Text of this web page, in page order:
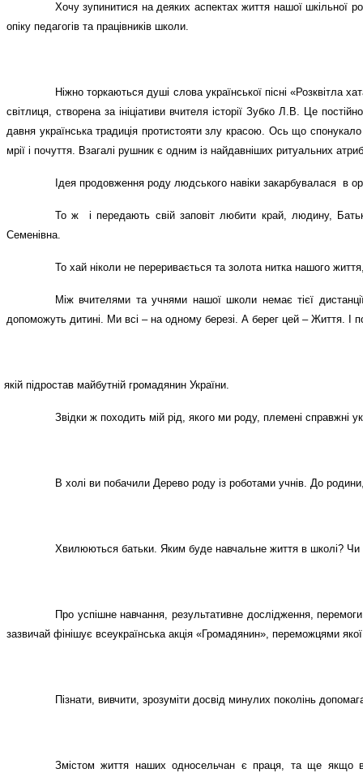
Хочу зупинитися на деяких аспектах життя нашої шкільної
опіку педагогів та працівників школи.
Ніжно торкаються душі слова української пісні
світлиця, створена за ініціативи вчителя історії Зубко Л.В. Це
давня українська традиція протистояти злу красою. Ось що
мрії і почуття. Взагалі рушник є одним із найдавніших ритуальних
Ідея продовження роду людського навіки закарбувалася в
То ж
і передають свій заповіт любити край, людину,
Семенівна.
То хай ніколи не переривається та золота нитка нашого
Між вчителями та учнями нашої школи немає тієї
допоможуть дитині. Ми всі – на одному березі. А берег цей – Життя. І
підростав майбутній громадянин України.
Звідки ж походить мій рід, якого ми роду, племені справжні
В холі ви побачили Дерево роду із роботами учнів. До
Хвилюються батьки. Яким буде навчальне життя в школі? Чи
Про успішне навчання, результативне дослідження,
зазвичай фінішує всеукраїнська акція «Громадянин», переможцями
Пізнати, вивчити, зрозуміти досвід минулих поколінь
Змістом життя наших односельчан є праця, та ще якщо